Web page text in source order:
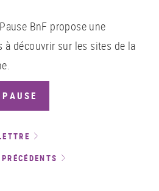
BnF propose une
à découvrir sur les sites de la